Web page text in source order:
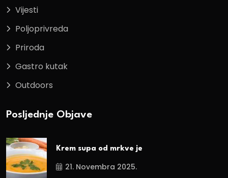
Vijesti
Poljoprivreda
Priroda
Gastro kutak
Outdoors
Posljednje Objave
Krem supa od mrkve je
21. Novembra 2025.